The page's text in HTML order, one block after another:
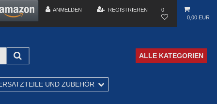
ANMELDEN REGISTRIEREN
0
0,00 EUR
ALLE KATEGORIEN
UND ZUBEHÖR